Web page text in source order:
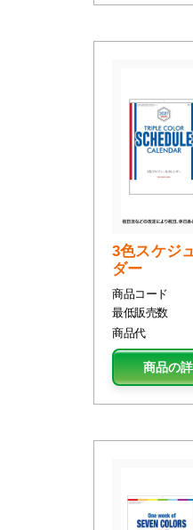
3色スケジ
ダー
商品コード
最低販売数
商品代
商品の